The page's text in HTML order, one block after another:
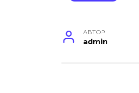
АВТОР
admin